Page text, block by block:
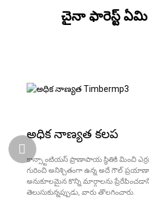
చైనా ఫారెస్ట్
అధిక నాణ్యత కలప
కాన్స్టాంటియస్ ప్రాణాపాయ స్థితికి మించి
గురించి అనిశ్చితంగా ఉన్న అదే గౌల్
అనుకూలమైన కొన్ని మార్గాలను
తెలుసుకున్నప్పుడు, వారు తొలగించారు.